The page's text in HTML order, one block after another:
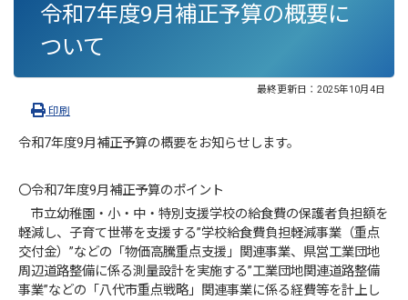
令和7年度9月補正予算の概要に
ついて
最終更新日： 2025年10月4日
印刷
令和7年度9月補正予算の概要をお知らせします。
〇令和7年度9月補正予算のポイント
市立幼稚園・小・中・特別支援学校の給食費の保護者負担額を
軽減し、子育て世帯を支援する”学校給食費負担軽減事業（重点
交付金）”などの「物価高騰重点支援」関連事業、県営工業団地
周辺道路整備に係る測量設計を実施する”工業団地関連道路整備
事業”などの「八代市重点戦略」関連事業に係る経費等を計上し